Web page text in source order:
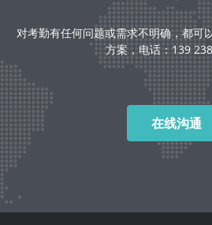
对考勤有任何问题或需求不明确，都可
方案，电话：139
在线沟通